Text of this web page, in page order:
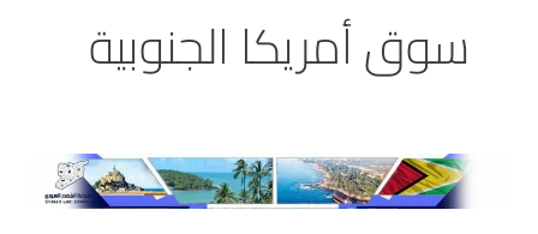
سوق أمريكا الجنوبية